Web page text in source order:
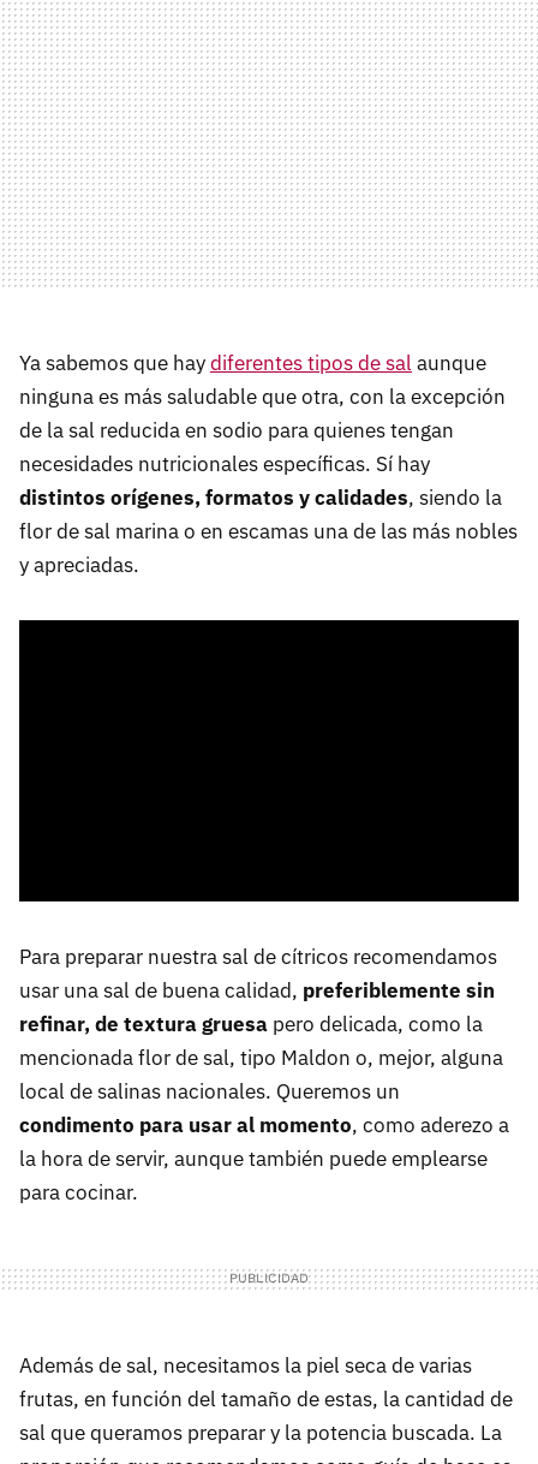
Ya sabemos que haydiferentes tipos de salaunque
ninguna es más saludable que otra, con la excepción
de la sal reducida en sodio para quienes tengan
necesidades nutricionales específicas. Sí hay
distintos orígenes, formatos y calidades, siendo la
flor de sal marina o en escamas una de las más nobles
y apreciadas.
Para preparar nuestra sal de cítricos recomendamos
usar una sal de buena calidad, preferiblemente sin
refinar, de textura gruesa pero delicada, como la
mencionada flor de sal, tipo Maldon o, mejor, alguna
local de salinas nacionales. Queremos un
condimento para usar al momento, como aderezo a
la hora de servir, aunque también puede emplearse
para cocinar.
Además de sal, necesitamos la piel seca de varias
frutas, en función del tamaño de estas, la cantidad de
sal que queramos preparar y la potencia buscada. La